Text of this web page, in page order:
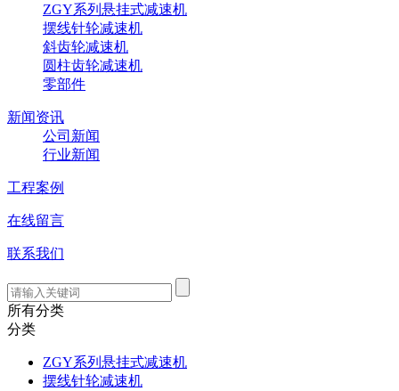
ZGY系列悬挂式减速机
摆线针轮减速机
斜齿轮减速机
圆柱齿轮减速机
零部件
新闻资讯
公司新闻
行业新闻
工程案例
在线留言
联系我们
所有分类
分类
ZGY系列悬挂式减速机
摆线针轮减速机